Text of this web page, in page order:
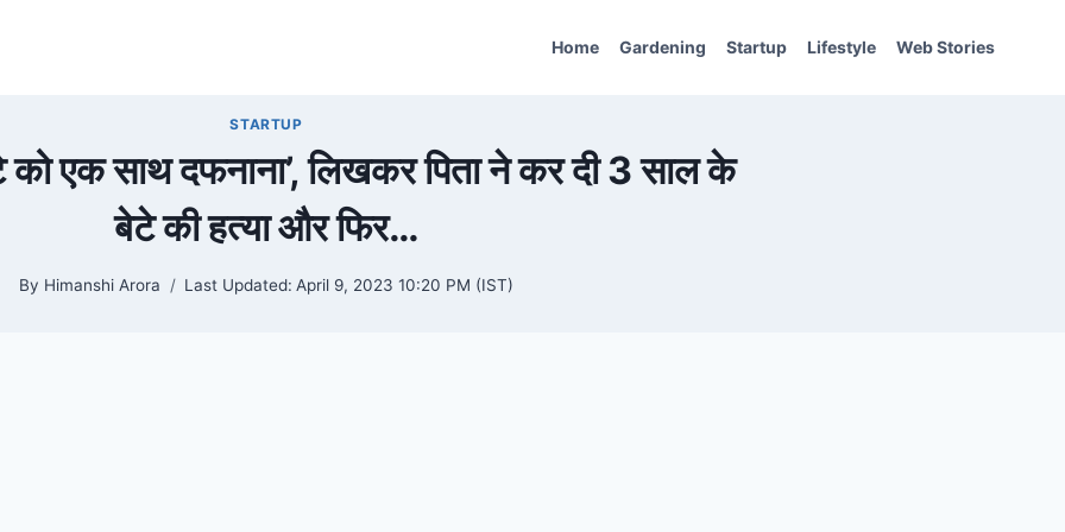
Home Gardening Startup Lifestyle Web Stories
STARTUP
एक साथ दफनाना’, लिखकर पिता ने कर दी 3 साल के
बेटे की हत्या और फिर…
By Himanshi Arora Last Updated: April 9, 2023 10:20 PM (IST)